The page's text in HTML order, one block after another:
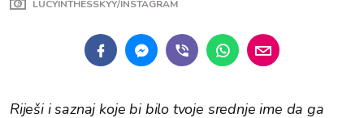
LUCYINTHESSKYY/INSTAGRAM
Riješi i saznaj koje bi bilo tvoje srednje ime da ga